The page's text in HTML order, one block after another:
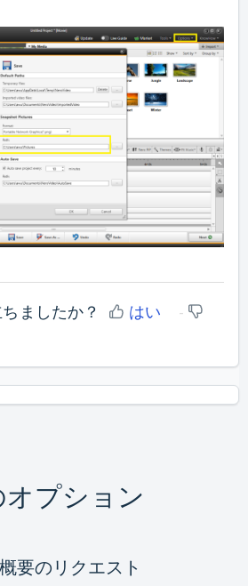
ましたか？
はい
プション
要のリクエスト